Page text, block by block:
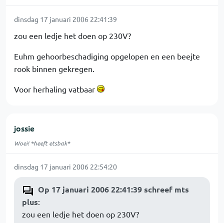
dinsdag 17 januari 2006 22:41:39
zou een ledje het doen op 230V?
Euhm gehoorbeschadiging opgelopen en een beejte
rook binnen gekregen.
Voor herhaling vatbaar
jossie
Woei! *heeft etsbak*
dinsdag 17 januari 2006 22:54:20
Op 17 januari 2006 22:41:39 schreef mts
plus:
zou een ledje het doen op 230V?